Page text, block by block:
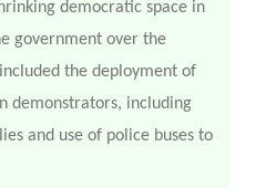
democratic space in
government over the
the deployment of
demonstrators, including
and use of police buses to